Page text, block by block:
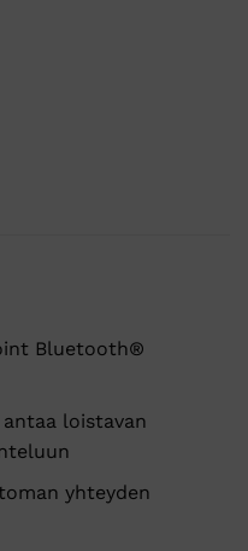
Bluetooth®
loistavan
yhteyden